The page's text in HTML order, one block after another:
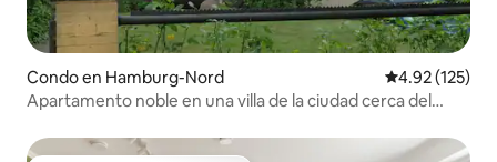
Condo en Hamburg-Nord Calificación
4.92 (125)
Apartamento noble en una villa de la ciudad cerca del